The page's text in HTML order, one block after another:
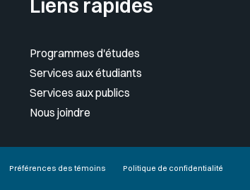
Liens rapides
Programmes d'études
Services aux étudiants
Services aux publics
Nous joindre
Préférences des témoins Politique de confidentialité